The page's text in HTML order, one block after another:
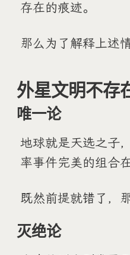
存在的痕迹。
那么为了解释上述
外星文明不存
唯一论
地球就是天选之子
率事件完美的组合
既然前提就错了，
灭绝论